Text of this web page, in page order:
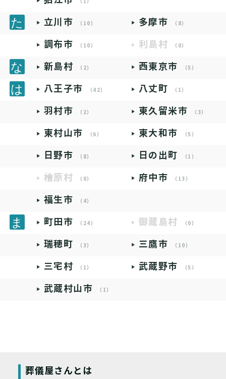
立川市 （10） 多摩市 （8）
調布市 （10） 利島村 （0）
新島村 （2） 西東京市 （5）
八王子市 （42） 八丈町 （1）
羽村市 （2） 東久留米市 （3）
東村山市 （6） 東大和市 （5）
日野市 （8） 日の出町 （1）
檜原村 （0） 府中市 （13）
福生市 （4）
町田市 （24） 御蔵島村 （0）
瑞穂町 （3） 三鷹市 （10）
三宅村 （1） 武蔵野市 （5）
武蔵村山市 （1）
葬儀屋さんとは